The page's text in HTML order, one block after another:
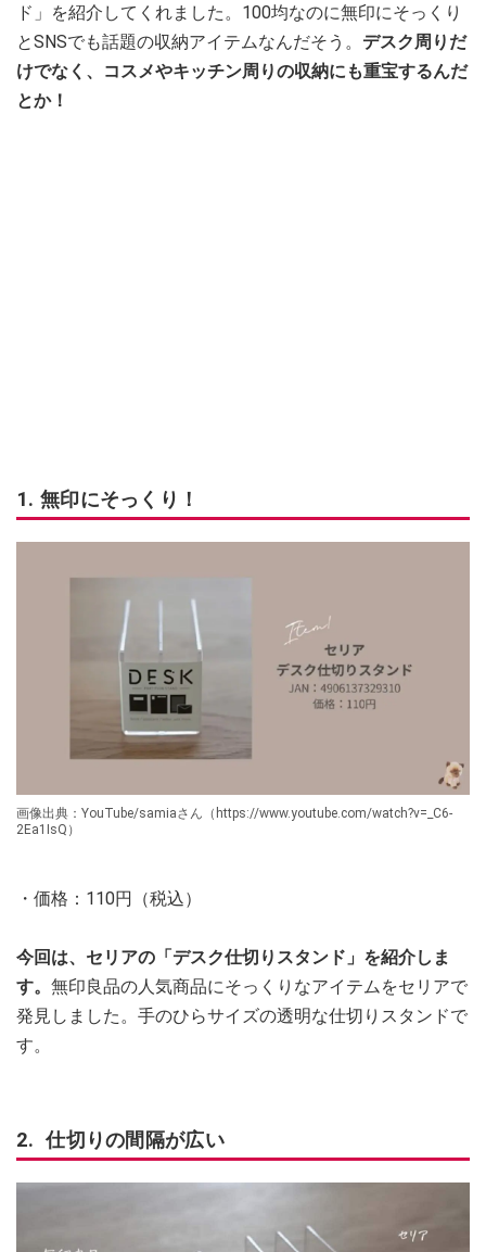
ド」を紹介してくれました。100均なのに無印にそっくり
とSNSでも話題の収納アイテムなんだそう。 デスク周りだ
けでなく、コスメやキッチン周りの収納にも重宝するんだ
とか！
1. 無印にそっくり！
画像出典：YouTube/samiaさん（https://www.youtube.com/watch?v=_C6-
2Ea1IsQ）
・価格：110円（税込）
今回は、セリアの「デスク仕切りスタンド」を紹介しま
す。 無印良品の人気商品にそっくりなアイテムをセリアで
発見しました。手のひらサイズの透明な仕切りスタンドで
す。
2. 仕切りの間隔が広い